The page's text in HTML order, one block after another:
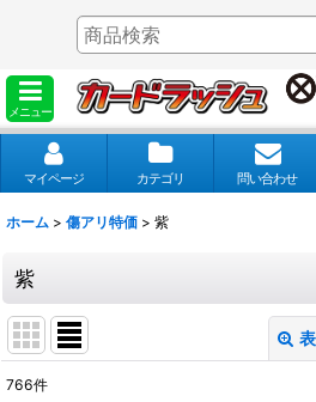
メニュー
マイページ カテゴリ 問い合わせ
ホーム > 傷アリ特価 > 紫
紫
766件